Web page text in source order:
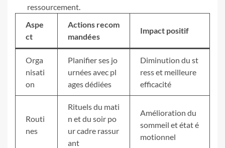
ressourcement.
Aspe
ct
Actions recom
mandées
Impact positif
Orga
nisati
on
Planifier ses jo
urnées avec pl
ages dédiées
Diminution du st
ress et meilleure
efficacité
Routi
nes
Rituels du mati
n et du soir po
ur cadre rassur
ant
Amélioration du
sommeil et état é
motionnel